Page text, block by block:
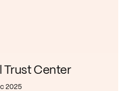
Trust Center
2025